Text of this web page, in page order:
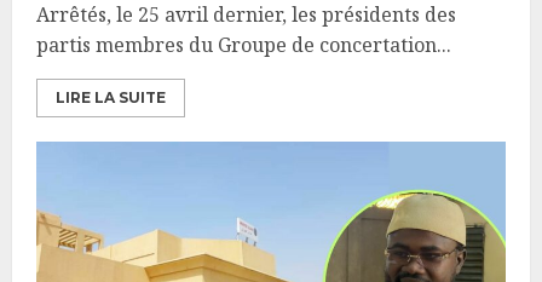
Arrêtés, le 25 avril dernier, les présidents des
partis membres du Groupe de concertation...
LIRE LA SUITE